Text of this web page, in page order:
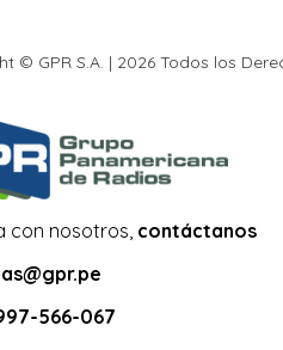
© GPR S.A. | 2026 Todos los
con nosotros, contáctanos
566-067